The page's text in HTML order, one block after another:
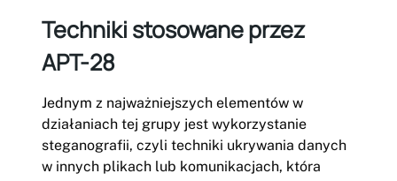
Techniki stosowane przez
APT-28
Jednym z najważniejszych elementów w
działaniach tej grupy jest wykorzystanie
steganografii, czyli techniki ukrywania danych
w innych plikach lub komunikacjach, która